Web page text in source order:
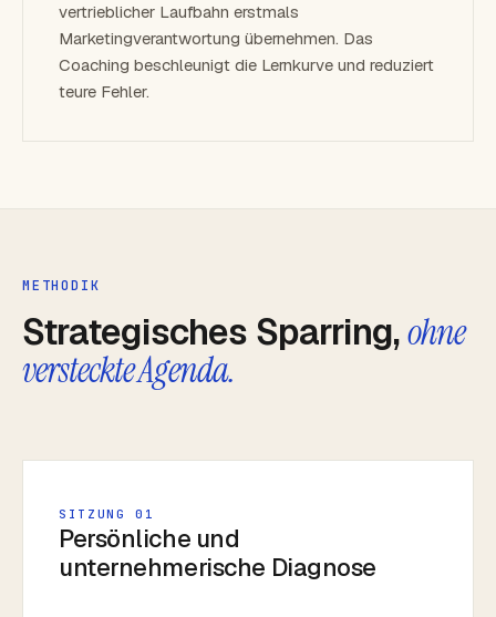
vertrieblicher Laufbahn erstmals
Marketingverantwortung übernehmen. Das
Coaching beschleunigt die Lernkurve und reduziert
teure Fehler.
METHODIK
Strategisches Sparring,ohne
versteckte Agenda.
SITZUNG 01
Persönliche und
unternehmerische Diagnose